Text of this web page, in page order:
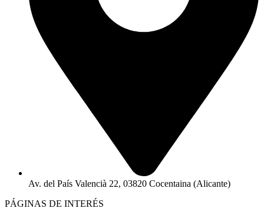
Av. del País Valencià 22, 03820 Cocentaina (Alicante)
PÁGINAS DE INTERÉS